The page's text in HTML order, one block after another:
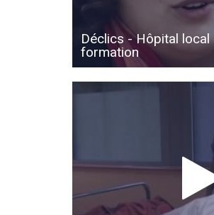
Déclics - Hôpital local
formation